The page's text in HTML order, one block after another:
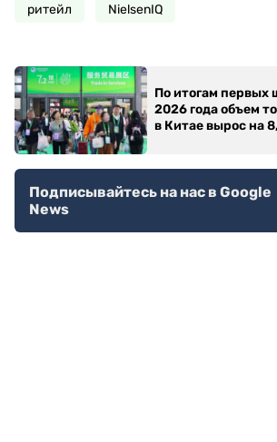
ритейл NielsenIQ
По итогам первых
2026 года объем
в Китае вырос на
Подписывайтесь на нас в Google
News